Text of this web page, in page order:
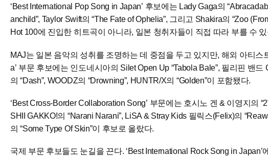
‘Best International Pop Song in Japan’ 후보에는 Lady Gaga의
anchild”, Taylor Swift의 “The Fate of Ophelia”, 그리고 Shakira의 “Zoo
Hot 100에 진입한 히트곡이 아니라, 일본 청취자들이 직접 따라 부를 수
MAJ는 일본 음악의 성취를 조명하는 데 중점을 두고 있지만, 해외 아티스
a’ 부문 후보에는 인도네시아의 Silet Open Up “Tabola Bale”, 필리핀 밴
의 “Dash”, WOODZ의 “Drowning”, HUNTR/X의 “Golden”이 포함됐다.
‘Best Cross-Border Collaboration Song’ 부문에는 호시노 겐 & 이영지의
SHII GAKKO!의 “Narani Narani”, LiSA & Stray Kids 필릭스(Felix)의
의 “Some Type Of Skin”이 후보로 올랐다.
국제 부문 후보들도 눈길을 끈다. ‘Best International Rock Song in